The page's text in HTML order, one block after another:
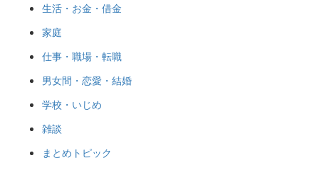
生活・お金・借金
家庭
仕事・職場・転職
男女間・恋愛・結婚
学校・いじめ
雑談
まとめトピック